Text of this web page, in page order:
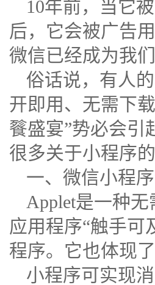
10年前，当它
后，它会被广告
微信已经成为我
俗话说，有人
开即用、无需下
餮盛宴”势必会引
很多关于小程序的
一、微信小程
Applet是一种
应用程序“触手可
程序。它也体现
小程序可实现